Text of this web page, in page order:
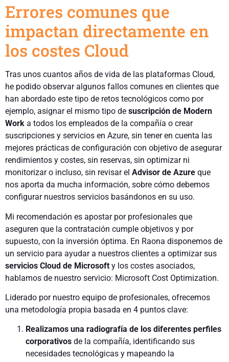
Errores comunes que
impactan directamente en
los costes Cloud
Tras unos cuantos años de vida de las plataformas Cloud,
he podido observar algunos fallos comunes en clientes que
han abordado este tipo de retos tecnológicos como por
ejemplo, asignar el mismo tipo de suscripción de Modern
Work a todos los empleados de la compañía o crear
suscripciones y servicios en Azure, sin tener en cuenta las
mejores prácticas de configuración con objetivo de asegurar
rendimientos y costes, sin reservas, sin optimizar ni
monitorizar o incluso, sin revisar el Advisor de Azure que
nos aporta da mucha información, sobre cómo debemos
configurar nuestros servicios basándonos en su uso.
Mi recomendación es apostar por profesionales que
aseguren que la contratación cumple objetivos y por
supuesto, con la inversión óptima. En Raona disponemos de
un servicio para ayudar a nuestros clientes a optimizar sus
servicios Cloud de Microsoft y los costes asociados,
hablamos de nuestro servicio: Microsoft Cost Optimization.
Liderado por nuestro equipo de profesionales, ofrecemos
una metodología propia basada en 4 puntos clave:
Realizamos una radiografía de los diferentes perfiles
corporativos de la compañía, identificando sus
necesidades tecnológicas y mapeando la